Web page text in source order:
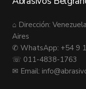
⌂ Dirección:
Aires
✆ WhatsApp: +54 9
☏ 011-4838-1763
✉ Email: